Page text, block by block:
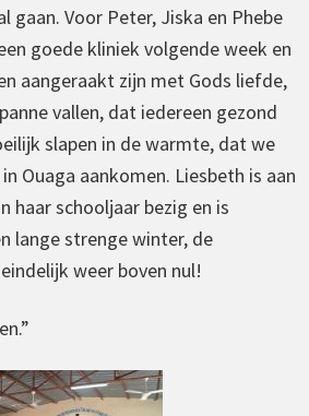
gaan. Voor Peter, Jiska en Phebe
goede kliniek volgende week en
aangeraakt zijn met Gods liefde,
vallen, dat iedereen gezond
slapen in de warmte, dat we
Ouaga aankomen. Liesbeth is aan
haar schooljaar bezig en is
lange strenge winter, de
weer boven nul!